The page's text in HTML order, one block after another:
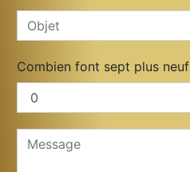
Combien font sept plus neuf